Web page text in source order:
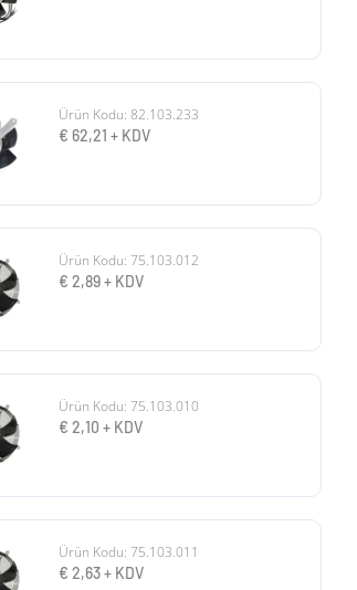
Ürün Kodu: 82.103.233
€ 62,21 + KDV
Ürün Kodu: 75.103.012
€ 2,89+ KDV
Ürün Kodu: 75.103.010
€ 2,10 + KDV
Ürün Kodu: 75.103.011
€ 2,63+ KDV